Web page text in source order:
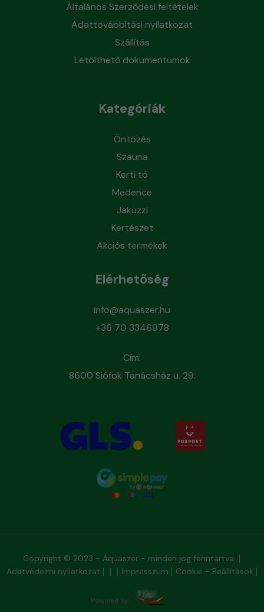
Általános Szerződési feltételek
Adattovábbítási nyilatkozat
Szállítás
Letölthető dokumentumok
Kategóriák
Öntözés
Szauna
Kerti tó
Medence
Jakuzzi
Kertészet
Akciós termékek
Elérhetőség
info@aquaszer.hu
+36 70 3346978
Cím:
8600 Siófok Tanácsház u. 29.
Copyright © 2023 - Aquaszer - minden jog fenntartva
Adatvédelmi nyilatkozat
Impresszum Cookie - Beállítások